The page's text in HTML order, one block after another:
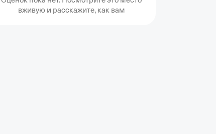
вживую и расскажите, как вам